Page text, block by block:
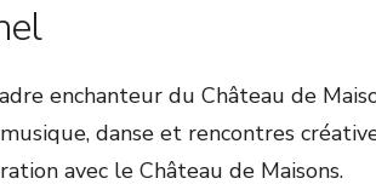
enchanteur du Château de
danse et rencontres
avec le Château de Maisons.